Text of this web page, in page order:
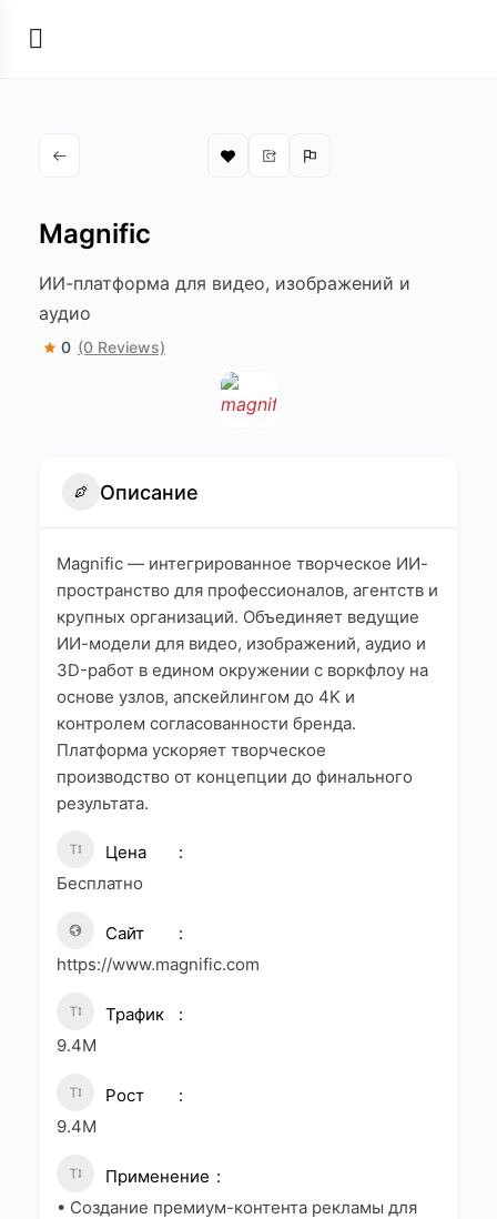
Magnific
ИИ-платформа для видео, изображений и
аудио
0 (0 Reviews)
Описание
Magnific — интегрированное творческое ИИ-
пространство для профессионалов, агентств и
крупных организаций. Объединяет ведущие
ИИ-модели для видео, изображений, аудио и
3D-работ в едином окружении с воркфлоу на
основе узлов, апскейлингом до 4K и
контролем согласованности бренда.
Платформа ускоряет творческое
производство от концепции до финального
результата.
Цена
Бесплатно
Сайт
https://www.magnific.com
Трафик
9.4M
Рост
9.4M
Применение
• Создание премиум-контента рекламы для